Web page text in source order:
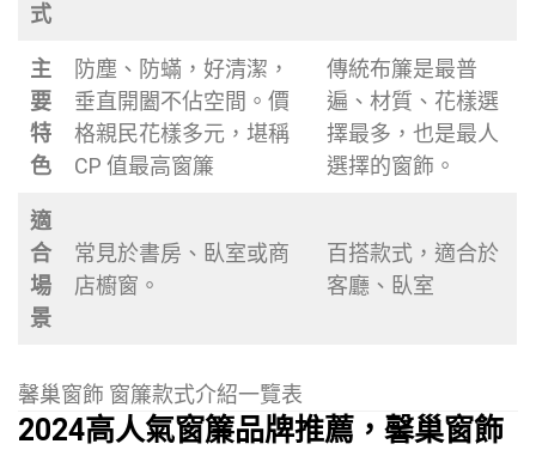
式
主
要
特
色
防塵、防蟎，好清潔，
垂直開闔不佔空間。價
格親民花樣多元，堪稱
CP 值最高窗簾
傳統布簾是最普
遍、材質、花樣選
擇最多，也是最人
選擇的窗飾。
適
合
場
景
常見於書房、臥室或商
店櫥窗。
百搭款式，適合於
客廳、臥室
馨巢窗飾 窗簾款式介紹一覽表
2024高人氣窗簾品牌推薦，馨巢窗飾